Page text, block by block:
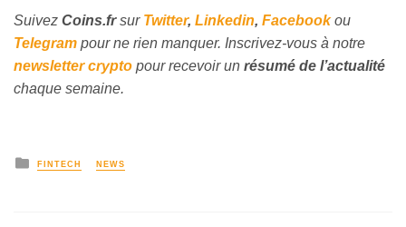
Suivez Coins.frsur Twitter, Linkedin, Facebookou
Telegram pour ne rien manquer. Inscrivez-vous à notre
newsletter crypto pour recevoir un résumé de l’actualité
chaque semaine.
FINTECH NEWS